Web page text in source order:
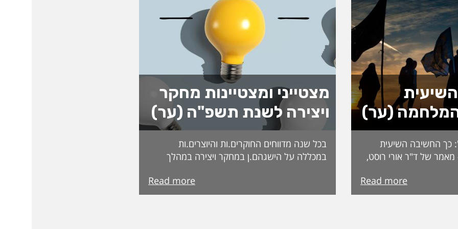
(ער)
כך החשיבה השיעית
של ד"ר אורי רוסט,
נתפסת לעיתים כבלתי
דתית־אידיאולוגית
Read more
מצטייני ומצטיינות מחקר
ויצירה לשנת תשפ"ה (ער)
בכל שנה מדווחים החוקרים.ות והיוצרים.ות
במכללה על הישגהם.ן במחקר ויצירה במהלך
ההישגים הללו משוקללים ונבדקים בקפידה
בוועדת מי"ה והחוקרים והחוקרות המצטיינים
Read more